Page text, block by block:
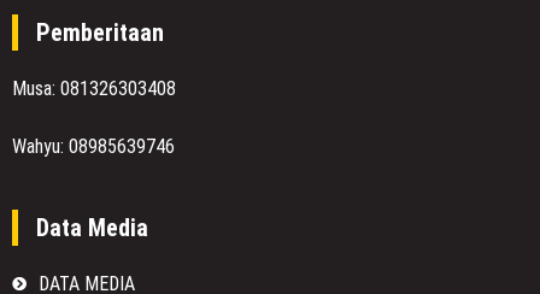
Pemberitaan
Musa: 081326303408
Wahyu: 08985639746
Data Media
DATA MEDIA